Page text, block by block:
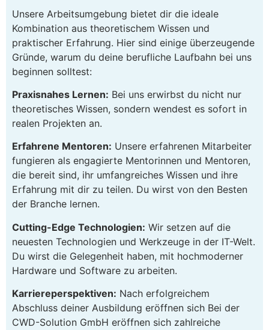
Unsere Arbeitsumgebung bietet dir die ideale
Kombination aus theoretischem Wissen und
praktischer Erfahrung. Hier sind einige überzeugende
Gründe, warum du deine berufliche Laufbahn bei uns
beginnen solltest:
Praxisnahes Lernen: Bei uns erwirbst du nicht nur
theoretisches Wissen, sondern wendest es sofort in
realen Projekten an.
Erfahrene Mentoren: Unsere erfahrenen Mitarbeiter
fungieren als engagierte Mentorinnen und Mentoren,
die bereit sind, ihr umfangreiches Wissen und ihre
Erfahrung mit dir zu teilen. Du wirst von den Besten
der Branche lernen.
Cutting-Edge Technologien: Wir setzen auf die
neuesten Technologien und Werkzeuge in der IT-Welt.
Du wirst die Gelegenheit haben, mit hochmoderner
Hardware und Software zu arbeiten.
Karriereperspektiven: Nach erfolgreichem
Abschluss deiner Ausbildung eröffnen sich Bei der
CWD-Solution GmbH eröffnen sich zahlreiche